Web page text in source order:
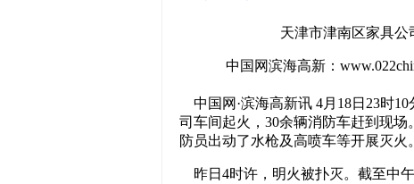
天津市津南区家具公
中国网滨海高新：
中国网·滨海高新讯 4月18日23时
司车间起火，30余辆消防车赶到现
防员出动了水枪及高喷车等开展灭火。
昨日4时许，明火被扑灭。截至中